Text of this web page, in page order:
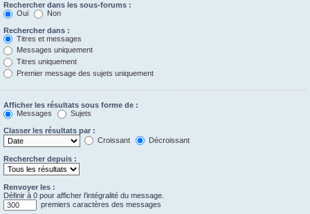
Rechercher dans les sous-forums :
Oui
Non
Rechercher dans :
Titres et messages
Messages uniquement
Titres uniquement
Premier message des sujets uniquement
Afficher les résultats sous forme de :
Messages
Sujets
Classer les résultats par :
Croissant
Décroissant
Rechercher depuis :
Renvoyer les :
Définir à 0 pour afficher l’intégralité du message.
premiers caractères des messages